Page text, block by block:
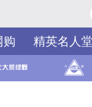
购 精英名人堂